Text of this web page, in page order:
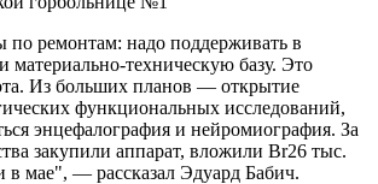
по ремонтам: надо поддерживать в
материально-техническую базу. Это
Из больших планов — открытие
функциональных исследований,
энцефалография и нейромиография. За
закупили аппарат, вложили Br26 тыс.
в мае", — рассказал Эдуард Бабич.